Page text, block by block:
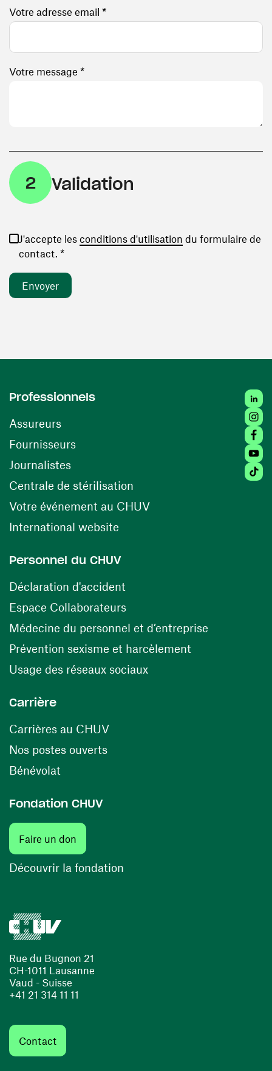
Votre adresse email *
Votre message *
2 Validation
J'accepte les conditions d'utilisation (ouvre une
du formulaire de
contact. *
Rue du Bugnon 21
CH-1011 Lausanne
Vaud - Suisse
+41 21 314 11 11
Contact
Professionnels
Assureurs
Fournisseurs(ouvre une nouvelle fenêtre)
Journalistes
Centrale de stérilisation (ouvre une nouvelle
Votre événement au CHUV(ouvre une nouvelle
International website
Personnel du CHUV
Déclaration d'accident
Espace Collaborateurs(ouvre une nouvelle fenêtre)
Médecine du personnel et d’entreprise
Prévention sexisme et harcèlement
Usage des réseaux sociaux(ouvre une nouvelle
Carrière
Carrières au CHUV(ouvre une nouvelle fenêtre)
Nos postes ouverts(ouvre une nouvelle fenêtre)
Bénévolat
Fondation CHUV
Faire un don
Découvrir la fondation